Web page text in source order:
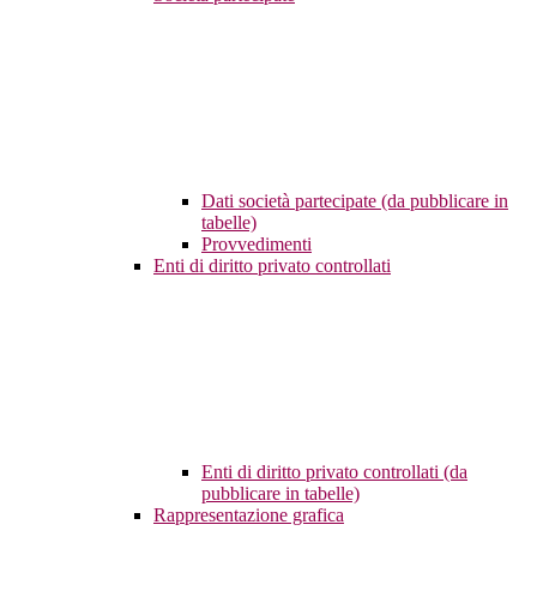
Dati società partecipate (da pubblicare in
tabelle)
Provvedimenti
Enti di diritto privato controllati
Enti di diritto privato controllati (da
pubblicare in tabelle)
Rappresentazione grafica